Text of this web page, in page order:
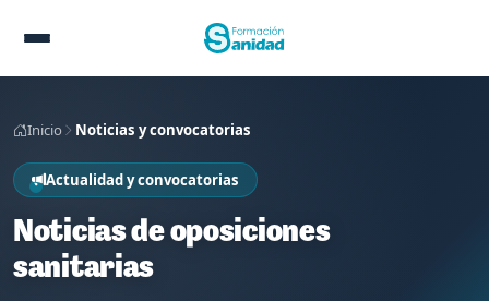
Inicio Noticias y convocatorias
Actualidad y convocatorias
Noticias de oposiciones
sanitarias